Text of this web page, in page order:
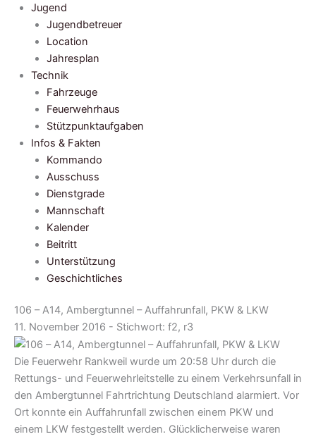
Jugend
Jugendbetreuer
Location
Jahresplan
Technik
Fahrzeuge
Feuerwehrhaus
Stützpunktaufgaben
Infos & Fakten
Kommando
Ausschuss
Dienstgrade
Mannschaft
Kalender
Beitritt
Unterstützung
Geschichtliches
106 – A14, Ambergtunnel – Auffahrunfall, PKW & LKW
11. November 2016 - Stichwort: f2, r3
Die Feuerwehr Rankweil wurde um 20:58 Uhr durch die
Rettungs- und Feuerwehrleitstelle zu einem Verkehrsunfall in
den Ambergtunnel Fahrtrichtung Deutschland alarmiert. Vor
Ort konnte ein Auffahrunfall zwischen einem PKW und
einem LKW festgestellt werden. Glücklicherweise waren